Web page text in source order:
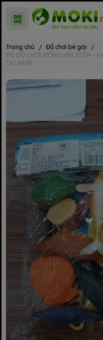
Trang chủ / Đồ chơi bé gái
/
BỘ ĐỒ CHƠI ĐỘNG VẬT BIỂN –
TẠI NHÀ!